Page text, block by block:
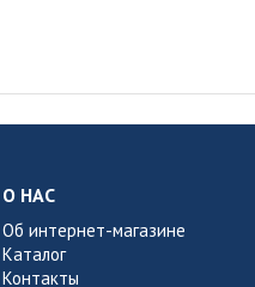
О НАС
Об интернет-магазине
Каталог
Контакты